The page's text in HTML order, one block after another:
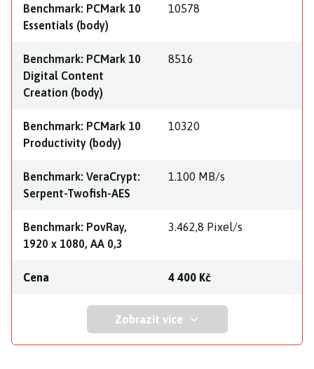
Benchmark: PCMark 10
Essentials (body)
10578
Benchmark: PCMark 10
Digital Content
Creation (body)
8516
Benchmark: PCMark 10
Productivity (body)
10320
Benchmark: VeraCrypt:
Serpent-Twofish-AES
1.100 MB/s
Benchmark: PovRay,
1920 x 1080, AA 0,3
3.462,8 Pixel/s
Cena 4 400 Kč
Zobrazit více